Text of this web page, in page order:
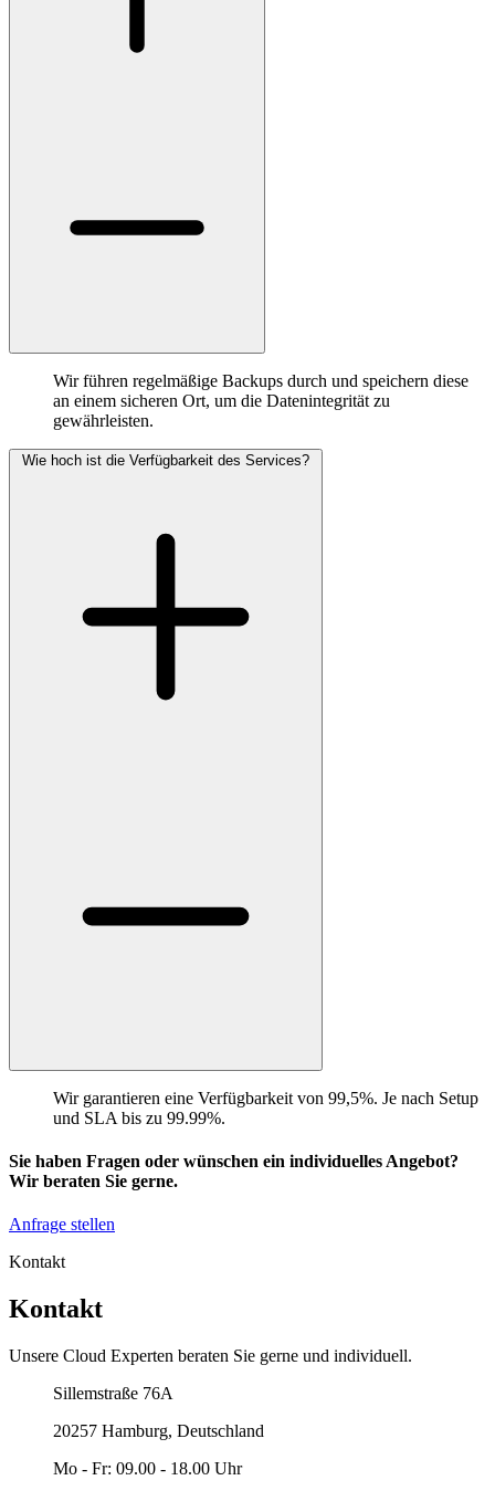
Wir führen regelmäßige Backups durch und speichern diese
an einem sicheren Ort, um die Datenintegrität zu
gewährleisten.
Wie hoch ist die Verfügbarkeit des Services?
Wir garantieren eine Verfügbarkeit von 99,5%. Je nach Setup
und SLA bis zu 99.99%.
Sie haben Fragen oder wünschen ein individuelles Angebot?
Wir beraten Sie gerne.
Anfrage stellen
Kontakt
Kontakt
Unsere Cloud Experten beraten Sie gerne und individuell.
Unser BüroSillemstraße 76A
20257 Hamburg, Deutschland
Mo - Fr: 09.00 - 18.00 Uhr